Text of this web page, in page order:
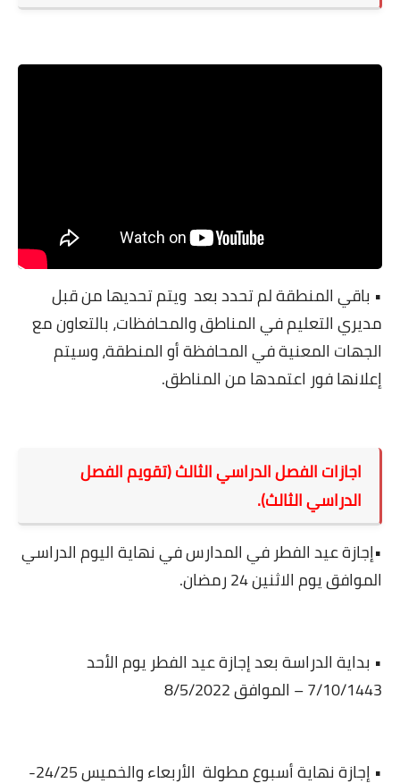
• باقي المنطقة لم تحدد بعد ويتم تحديها من قبل
مديري التعليم في المناطق والمحافظات، بالتعاون مع
الجهات المعنية في المحافظة أو المنطقة، وسيتم
إعلانها فور اعتمدها من المناطق.
اجازات الفصل الدراسي الثالث (تقويم الفصل
الدراسي الثالث).
•إجازة عيد الفطر في المدارس في نهاية اليوم الدراسي
الموافق يوم الاثنين 24 رمضان.
• بداية الدراسة بعد إجازة عيد الفطر يوم الأحد
7/10/1443 – الموافق 8/5/2022
• إجازة نهاية أسبوع مطولة الأربعاء والخميس 24/25-